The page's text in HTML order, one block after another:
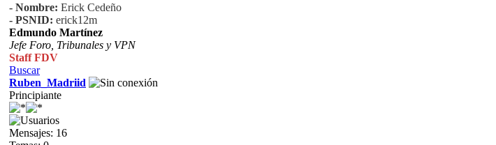
- Nombre: Erick Cedeño
- PSNID: erick12m
Edmundo Martínez
Jefe Foro, Tribunales y VPN
Staff FDV
Buscar
Ruben_Madriid
Principiante
Mensajes: 16